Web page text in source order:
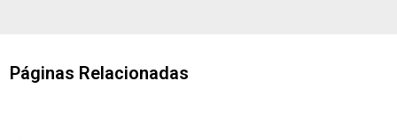
Páginas Relacionadas